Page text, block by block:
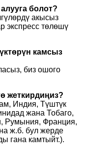
болот?
акысыз
экспресс төлөшү
камсыз
биз ошого
жеткирдиңиз?
Индия, Түштүк
жана Тобаго,
Румыния, Франция,
ж.б. бул жерде
гана камтыйт.).